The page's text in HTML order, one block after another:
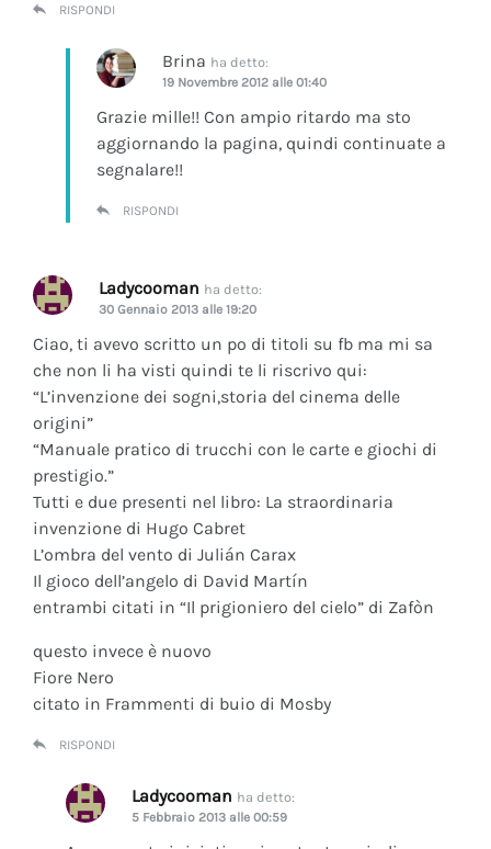
RISPONDI
Brina ha detto:
19 Novembre 2012 alle 01:40
Grazie mille!! Con ampio ritardo ma sto
aggiornando la pagina, quindi continuate a
segnalare!!
RISPONDI
Ladycooman ha detto:
30 Gennaio 2013 alle 19:20
Ciao, ti avevo scritto un po di titoli su fb ma mi sa
che non li ha visti quindi te li riscrivo qui:
“L’invenzione dei sogni,storia del cinema delle
origini”
“Manuale pratico di trucchi con le carte e giochi di
prestigio.”
Tutti e due presenti nel libro: La straordinaria
invenzione di Hugo Cabret
L’ombra del vento di Julián Carax
Il gioco dell’angelo di David Martín
entrambi citati in “Il prigioniero del cielo” di Zafòn
questo invece è nuovo
Fiore Nero
citato in Frammenti di buio di Mosby
RISPONDI
Ladycooman ha detto:
5 Febbraio 2013 alle 00:59